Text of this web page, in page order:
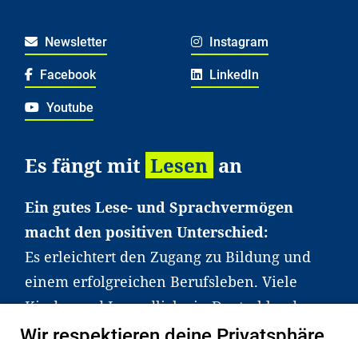
Newsletter Instagram
Facebook LinkedIn
Youtube
Es fängt mit Lesen an
Ein gutes Lese- und Sprachvermögen
macht den positiven Unterschied:
Es erleichtert den Zugang zu Bildung und
einem erfolgreichen Berufsleben. Viele
Kinder und Jugendliche in Deutschland
haben aber große Schwierigkeiten dabei.